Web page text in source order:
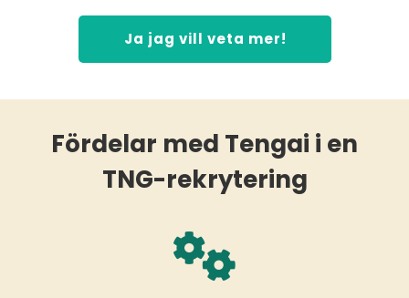
Ja jag vill veta mer!
Fördelar med Tengai i en
TNG-rekrytering